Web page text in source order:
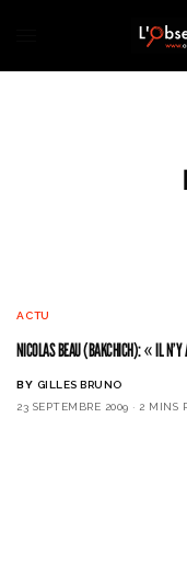
ACTU
NICOLAS BEAU (BAKCHICH): « IL N’Y
BY GILLES BRUNO
23 SEPTEMBRE 2009
2 MINS